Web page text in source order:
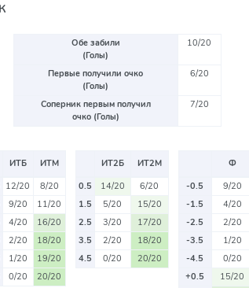
Обе забили
(Голы)
10/20
Первые получили очко
(Голы)
6/20
Соперник первым получил
очко (Голы)
7/20
ИТБ
ИТМ
12/20
8/20
9/20
11/20
4/20
16/20
2/20
18/20
1/20
19/20
0/20 20/20
ИТ2Б
ИТ2М
0.5
14/20
6/20
1.5
5/20
15/20
2.5
3/20
17/20
3.5
2/20
18/20
4.5
0/20 20/20
Ф
-0.5
9/20
-1.5
4/20
-2.5
2/20
-3.5
1/20
-4.5
0/20
+0.5
15/20